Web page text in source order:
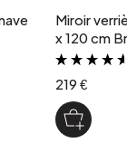
Miroir
x 120 cm
219 €